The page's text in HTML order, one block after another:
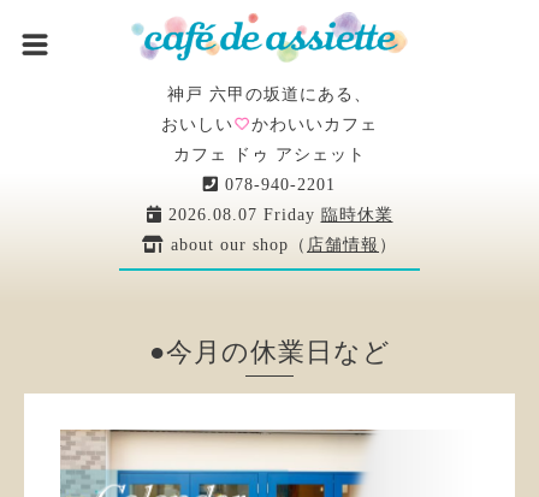
神戸 六甲の坂道にある、
おいしい
かわいいカフェ
カフェ ドゥ アシェット
078-940-2201
2026.08.07 Friday 臨時休業
about our shop（ 店舗情報 ）
●今月の休業日など